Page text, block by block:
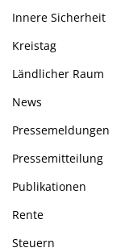
Innere Sicherheit
Kreistag
Ländlicher Raum
News
Pressemeldungen
Pressemitteilung
Publikationen
Rente
Steuern